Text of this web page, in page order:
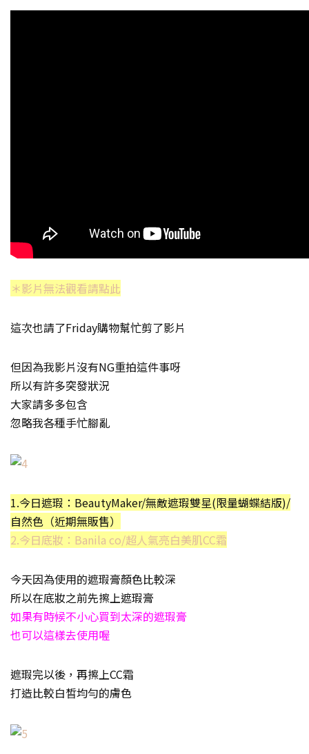
＊影片無法觀看請點此
這次也請了Friday購物幫忙剪了影片
但因為我影片沒有NG重拍這件事呀
所以有許多突發狀況
大家請多多包含
忽略我各種手忙腳亂
1.今日遮瑕：BeautyMaker/無敵遮瑕雙星(限量蝴蝶結版)/
自然色（近期無販售）
2.今日底妝：Banila co/超人氣亮白美肌CC霜
今天因為使用的遮瑕膏顏色比較深
所以在底妝之前先擦上遮瑕膏
如果有時候不小心買到太深的遮瑕膏
也可以這樣去使用喔
遮瑕完以後，再擦上CC霜
打造比較白皙均勻的膚色